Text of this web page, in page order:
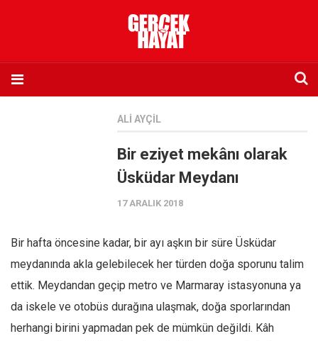
Abone olmak istiyorum
Sosyal Medya
Twitter
Facebook
ALI AYÇIL
Bir eziyet mekânı olarak
Üsküdar Meydanı
17 ARALIK 2018
Bir hafta öncesine kadar, bir ayı aşkın bir süre Üsküdar
meydanında akla gelebilecek her türden doğa sporunu talim
ettik. Meydandan geçip metro ve Marmaray istasyonuna ya
da iskele ve otobüs durağına ulaşmak, doğa sporlarından
herhangi birini yapmadan pek de mümkün değildi. Kâh